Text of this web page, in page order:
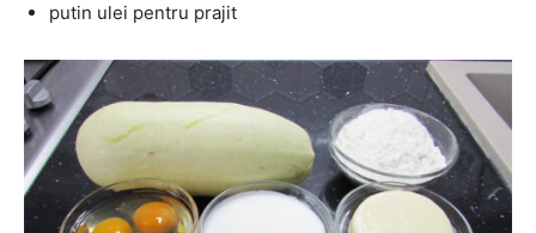
putin ulei pentru prajit